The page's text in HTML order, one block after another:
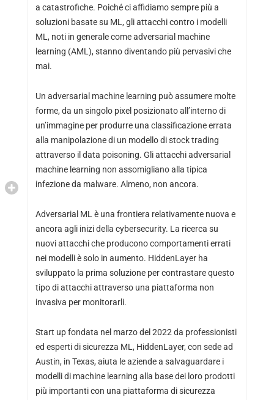
a catastrofiche. Poiché ci affidiamo sempre più a
soluzioni basate su ML, gli attacchi contro i modelli
ML, noti in generale come adversarial machine
learning (AML), stanno diventando più pervasivi che
mai.
Un adversarial machine learning può assumere molte
forme, da un singolo pixel posizionato all’interno di
un’immagine per produrre una classificazione errata
alla manipolazione di un modello di stock trading
attraverso il data poisoning. Gli attacchi adversarial
machine learning non assomigliano alla tipica
infezione da malware. Almeno, non ancora.
Adversarial ML è una frontiera relativamente nuova e
ancora agli inizi della cybersecurity. La ricerca su
nuovi attacchi che producono comportamenti errati
nei modelli è solo in aumento. HiddenLayer ha
sviluppato la prima soluzione per contrastare questo
tipo di attacchi attraverso una piattaforma non
invasiva per monitorarli.
Start up fondata nel marzo del 2022 da professionisti
ed esperti di sicurezza ML, HiddenLayer, con sede ad
Austin, in Texas, aiuta le aziende a salvaguardare i
modelli di machine learning alla base dei loro prodotti
più importanti con una piattaforma di sicurezza